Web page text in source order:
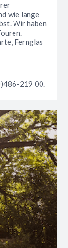
wie lange
Wir haben
Fernglas
219 00.